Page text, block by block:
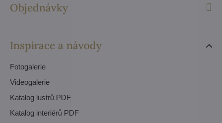
Objednávky
Inspirace a návody
Fotogalerie
Videogalerie
Katalog lustrů PDF
Katalog interiérů PDF